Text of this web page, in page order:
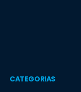
CATEGORIAS